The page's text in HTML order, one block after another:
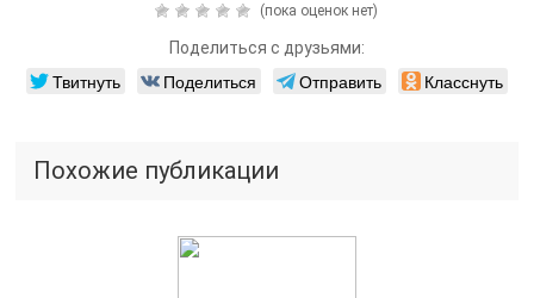
(пока оценок нет)
Поделиться с друзьями:
Твитнуть Поделиться Отправить Класснуть
Похожие публикации